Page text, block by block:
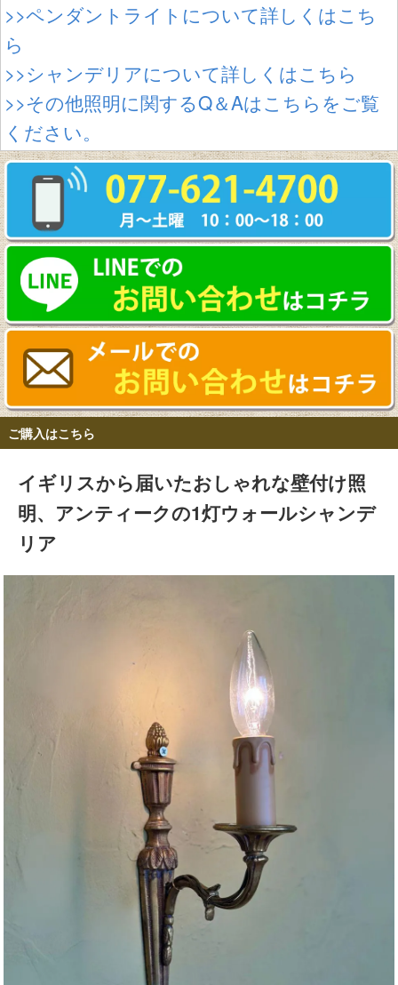
>>ペンダントライトについて詳しくはこち
ら
>>シャンデリアについて詳しくはこちら
>>その他照明に関するQ＆Aはこちらをご覧
ください。
ご購入はこちら
イギリスから届いたおしゃれな壁付け照
明、アンティークの1灯ウォールシャンデ
リア